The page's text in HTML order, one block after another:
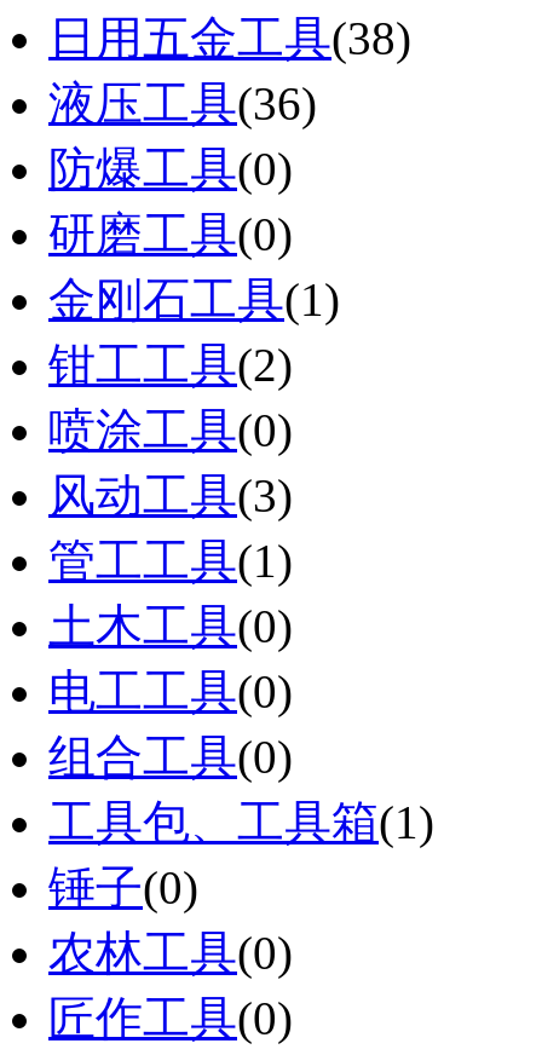
日用五金工具(38)
液压工具(36)
防爆工具(0)
研磨工具(0)
金刚石工具(1)
钳工工具(2)
喷涂工具(0)
风动工具(3)
管工工具(1)
土木工具(0)
电工工具(0)
组合工具(0)
工具包、工具箱(1)
锤子(0)
农林工具(0)
匠作工具(0)